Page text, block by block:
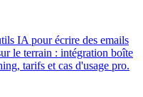
IA pour écrire des emails
le terrain : intégration boîte
tarifs et cas d'usage pro.